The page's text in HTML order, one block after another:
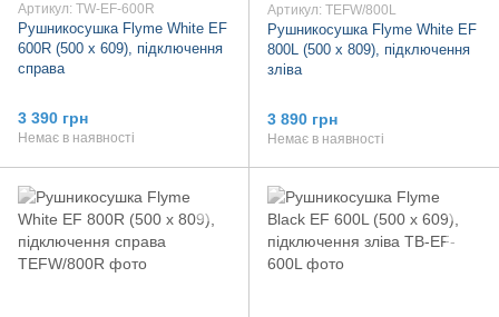
Артикул: TW-EF-600R
Рушникосушка Flyme White EF
600R (500 х 609), підключення
справа
3 390 грн
Немає в наявності
Артикул: TEFW/800L
Рушникосушка Flyme White EF
800L (500 х 809), підключення
зліва
3 890 грн
Немає в наявності